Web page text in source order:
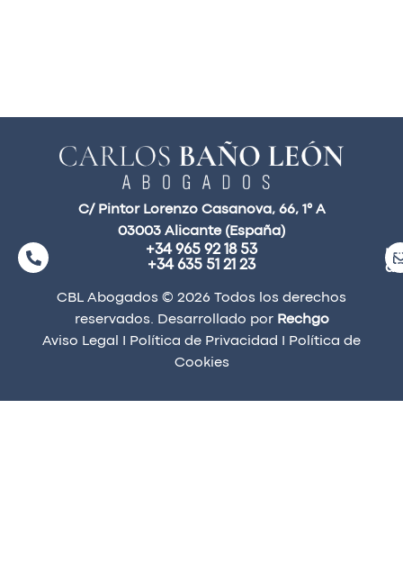
C/ Pintor Lorenzo Casanova, 66, 1° A
03003 Alicante (España)
+34 965 92 18 53
+34 635 51 21 23
CBL Abogados © 2026 Todos los derechos
reservados. Desarrollado por Rechgo
Aviso Legal
Política de Privacidad
Política de
Cookies